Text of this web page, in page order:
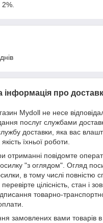
2%.
інформація про
Mydoll не несе
послуг службами
доставки, яка вас
їхньої роботи.
отриманні повідомте
"з оглядом". Огляд
в тому числі повністю
цілісність, стан і
товарно-
замовлених вами товарів в